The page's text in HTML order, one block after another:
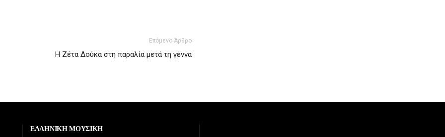
Επόμενο Άρθρο
Η Ζέτα Δούκα στη παραλία μετά τη γέννα
ΕΛΛΗΝΙΚΗ ΜΟΥΣΙΚΗ